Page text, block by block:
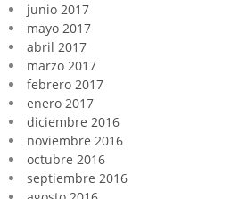
junio 2017
mayo 2017
abril 2017
marzo 2017
febrero 2017
enero 2017
diciembre 2016
noviembre 2016
octubre 2016
septiembre 2016